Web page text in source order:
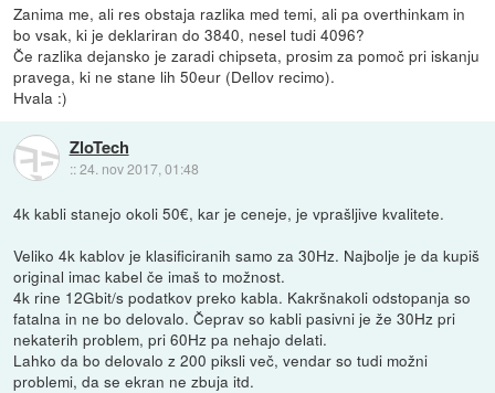
Zanima me, ali res obstaja razlika med temi, ali pa overthinkam in
bo vsak, ki je deklariran do 3840, nesel tudi 4096?
Če razlika dejansko je zaradi chipseta, prosim za pomoč pri iskanju
pravega, ki ne stane lih 50eur (Dellov recimo).
Hvala :)
ZloTech
::24. nov 2017, 01:48
4k kabli stanejo okoli 50€, kar je ceneje, je vprašljive kvalitete.
Veliko 4k kablov je klasificiranih samo za 30Hz. Najbolje je da kupiš
original imac kabel če imaš to možnost.
4k rine 12Gbit/s podatkov preko kabla. Kakršnakoli odstopanja so
fatalna in ne bo delovalo. Čeprav so kabli pasivni je že 30Hz pri
nekaterih problem, pri 60Hz pa nehajo delati.
Lahko da bo delovalo z 200 piksli več, vendar so tudi možni
problemi, da se ekran ne zbuja itd.